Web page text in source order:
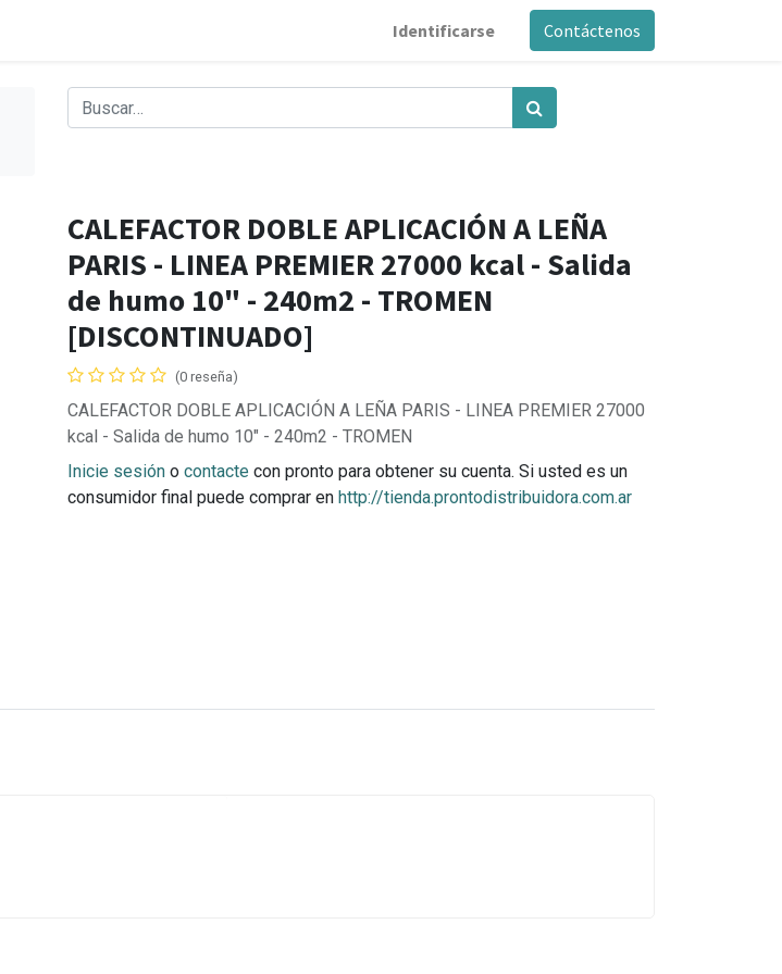
Identificarse Contáctenos
CALEFACTOR DOBLE APLICACIÓN A LEÑA
PARIS - LINEA PREMIER 27000 kcal - Salida
de humo 10" - 240m2 - TROMEN
[DISCONTINUADO]
(0 reseña)
CALEFACTOR DOBLE APLICACIÓN A LEÑA PARIS - LINEA PREMIER 27000
kcal - Salida de humo 10" - 240m2 - TROMEN
Inicie sesión o contacte con pronto para obtener su cuenta. Si usted es un
consumidor final puede comprar en http://tienda.prontodistribuidora.com.ar